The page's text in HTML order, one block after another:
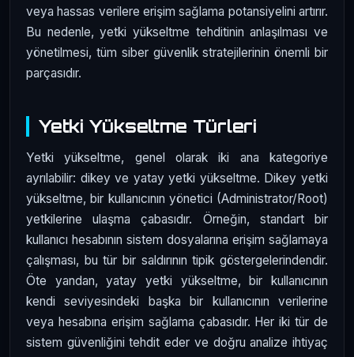
veya hassas verilere erişim sağlama potansiyelini artırır.
Bu nedenle, yetki yükseltme tehditinin anlaşılması ve
yönetilmesi, tüm siber güvenlik stratejilerinin önemli bir
parçasıdır.
Yetki Yükseltme Türleri
Yetki yükseltme, genel olarak iki ana kategoriye
ayrılabilir: dikey ve yatay yetki yükseltme. Dikey yetki
yükseltme, bir kullanıcının yönetici (Administrator/Root)
yetkilerine ulaşma çabasıdır. Örneğin, standart bir
kullanıcı hesabının sistem dosyalarına erişim sağlamaya
çalışması, bu tür bir saldırının tipik göstergelerindendir.
Öte yandan, yatay yetki yükseltme, bir kullanıcının
kendi seviyesindeki başka bir kullanıcının verilerine
veya hesabına erişim sağlama çabasıdır. Her iki tür de
sistem güvenliğini tehdit eder ve doğru analize ihtiyaç